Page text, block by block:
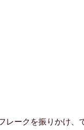
レークを振りかけ、